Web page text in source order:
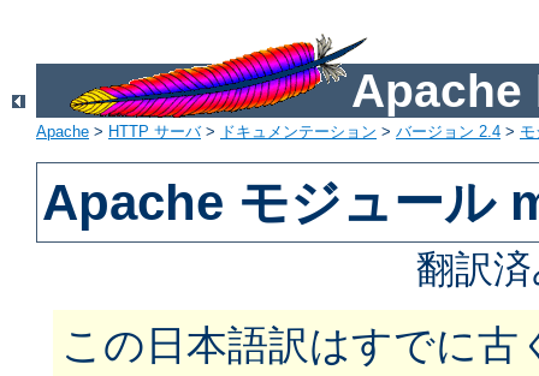
Apache
Apache > HTTP サーバ> ドキュメンテーション > バージョン 2.4 >
Apache モジュール
翻訳
この日本語訳はすでに古